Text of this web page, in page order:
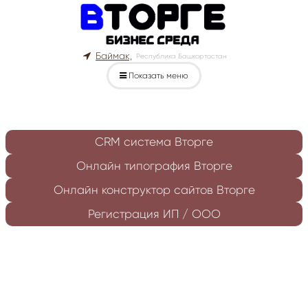
Баймак, Республика Башкортостан
Показать меню
CRM система Вторге
Онлайн типография Вторге
Онлайн конструктор сайтов Вторге
Регистрация ИП / ООО